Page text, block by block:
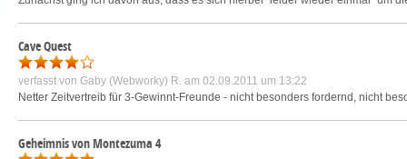
Cave Quest
verfasst von Gaby (Webworky) R. am 02.09.2011 um 13:22
Netter Zeitvertreib für 3-Gewinnt-Freunde - nicht besonders fordernd, nicht
Geheimnis von Montezuma 4